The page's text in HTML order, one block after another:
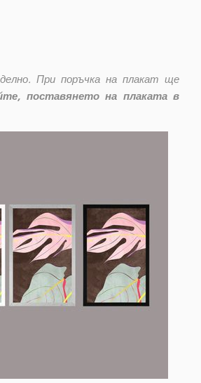
При поръчка на плакат ще
поставянето на плаката в